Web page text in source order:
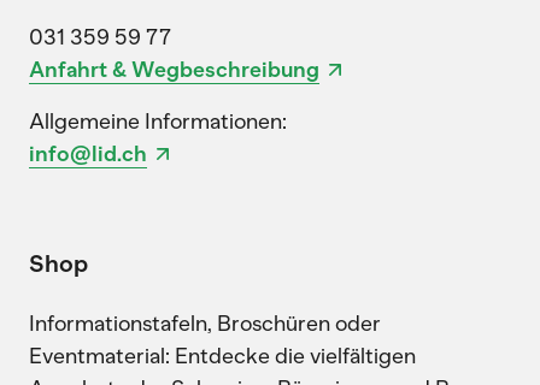
031 359 59 77
Anfahrt & Wegbeschreibung
Allgemeine Informationen:
info@lid.ch
Shop
Informationstafeln, Broschüren oder
Eventmaterial: Entdecke die vielfältigen